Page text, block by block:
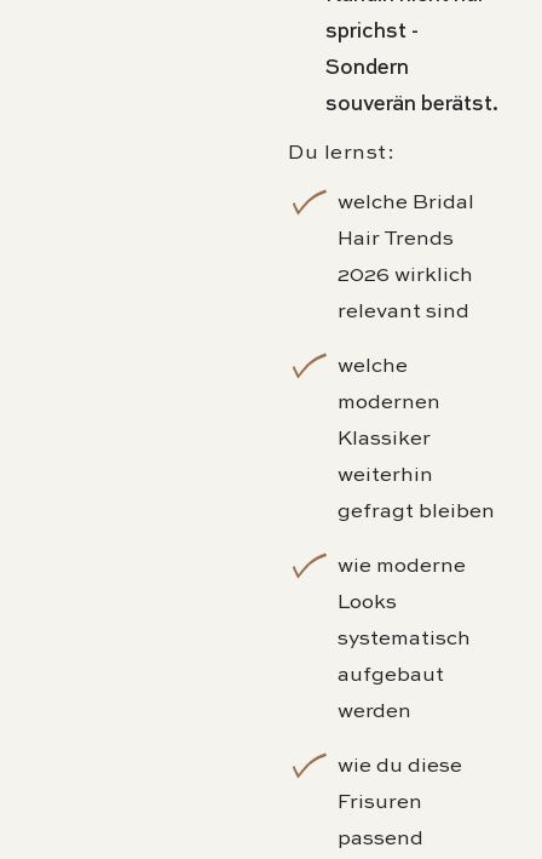
sprichst -
Sondern
souverän berätst.
Du lernst:
welche Bridal
Hair Trends
2026 wirklich
relevant sind
welche
modernen
Klassiker
weiterhin
gefragt bleiben
wie moderne
Looks
systematisch
aufgebaut
werden
wie du diese
Frisuren
passend